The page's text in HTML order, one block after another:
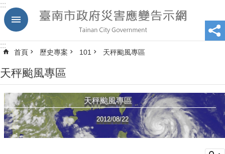
跳到主要內容區塊
:::
:::
首頁 歷史專案 101 天秤颱風專區
天秤颱風專區
天秤颱風專區
2012/08/22